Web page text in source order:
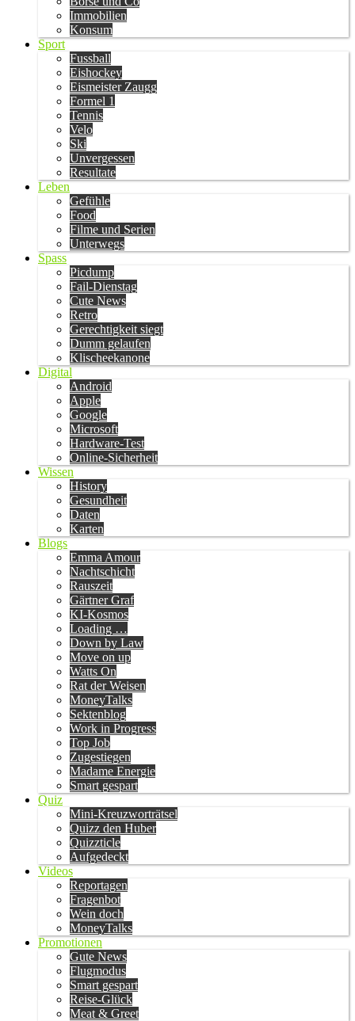
Immobilien
Konsum
Sport
Fussball
Eishockey
Eismeister Zaugg
Formel 1
Tennis
Velo
Ski
Unvergessen
Resultate
Leben
Gefühle
Food
Filme und Serien
Unterwegs
Spass
Picdump
Fail-Dienstag
Cute News
Retro
Gerechtigkeit siegt
Dumm gelaufen
Klischeekanone
Digital
Android
Apple
Google
Microsoft
Hardware-Test
Online-Sicherheit
Wissen
History
Gesundheit
Daten
Karten
Blogs
Emma Amour
Nachtschicht
Rauszeit
Gärtner Graf
KI-Kosmos
Loading …
Down by Law
Move on up
Watts On
Rat der Weisen
MoneyTalks
Sektenblog
Work in Progress
Top Job
Zugestiegen
Madame Energie
Smart gespart
Quiz
Mini-Kreuzworträtsel
Quizz den Huber
Quizzticle
Aufgedeckt
Videos
Reportagen
Fragenbot
Wein doch
MoneyTalks
Promotionen
Gute News
Flugmodus
Smart gespart
Reise-Glück
Meat & Greet